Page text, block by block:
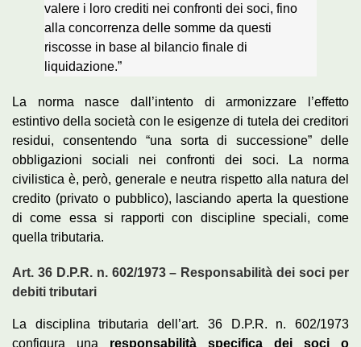
valere i loro crediti nei confronti dei soci, fino
alla concorrenza delle somme da questi
riscosse in base al bilancio finale di
liquidazione.”
La norma nasce dall’intento di armonizzare l’effetto
estintivo della società con le esigenze di tutela dei creditori
residui, consentendo “una sorta di successione” delle
obbligazioni sociali nei confronti dei soci. La norma
civilistica è, però, generale e neutra rispetto alla natura del
credito (privato o pubblico), lasciando aperta la questione
di come essa si rapporti con discipline speciali, come
quella tributaria.
Art. 36 D.P.R. n. 602/1973 – Responsabilità dei soci per
debiti tributari
La disciplina tributaria dell’art. 36 D.P.R. n. 602/1973
configura una responsabilità specifica dei soci o